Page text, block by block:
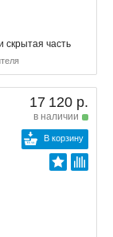
часть
17 120 р.
в наличии
В корзину